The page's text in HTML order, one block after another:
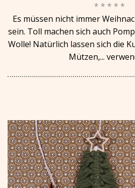
* * * * *
Es müssen nicht immer
sein. Toll machen sich auch
Wolle! Natürlich lassen sich die
Mützen,...